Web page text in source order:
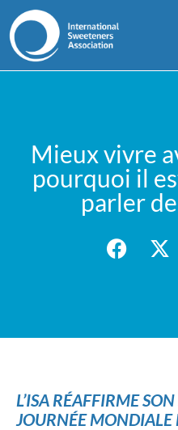
Mieux vivre
pourquoi il
parler
L’ISA RÉAFFIRME
JOURNÉE